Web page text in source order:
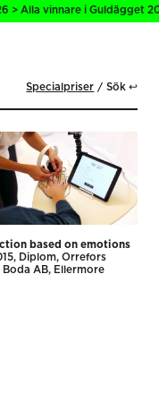
Alla vinnare i Guldägget
Specialpriser Sök ↩
based on emotions
Diplom Orrefors
Boda AB
Ellermore